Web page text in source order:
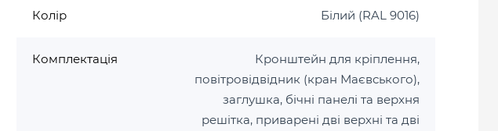
Колір Білий (RAL 9016)
Комплектація
Кронштейн для кріплення,
повітровідвідник (кран Маєвського),
заглушка, бічні панелі та верхня
решітка, приварені дві верхні та дві